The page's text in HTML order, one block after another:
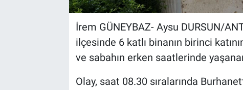
İrem GÜNEYBAZ- Aysu DURSUN/
ilçesinde 6 katlı binanın birinci
ve sabahın erken saatlerinde
Olay, saat 08.30 sıralarında